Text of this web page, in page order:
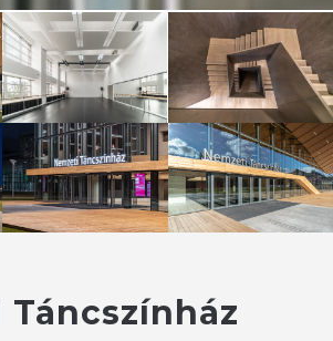
Táncszínház